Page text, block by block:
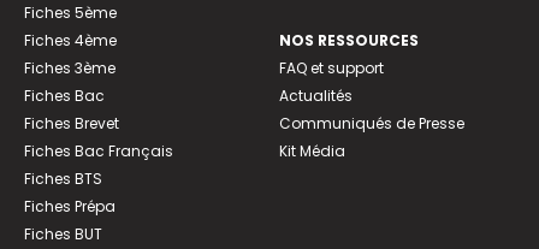
Fiches 5ème
Fiches 4ème
Fiches 3ème
Fiches Bac
Fiches Brevet
Fiches Bac Français
Fiches BTS
Fiches Prépa
Fiches BUT
NOS RESSOURCES
FAQ et support
Actualités
Communiqués de Presse
Kit Média